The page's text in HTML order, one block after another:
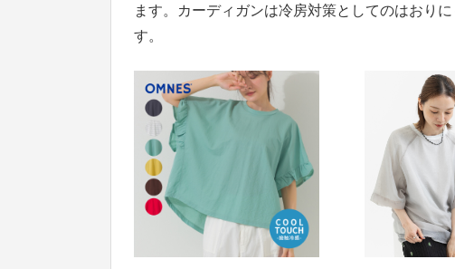
ます。カーディガンは冷房対策としてのはおり
す。